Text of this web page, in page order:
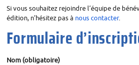
Si vous souhaitez rejoindre l’équipe de
édition, n’hésitez pas à nous contacter.
Formulaire
Nom (obligatoire)